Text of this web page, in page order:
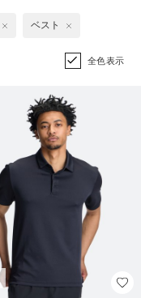
ベスト
全色表示